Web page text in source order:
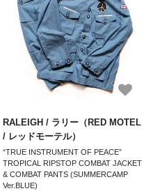
RALEIGH / ラリー（RED MOTEL
/ レッドモーテル）
“TRUE INSTRUMENT OF PEACE”
TROPICAL RIPSTOP COMBAT JACKET
& COMBAT PANTS (SUMMERCAMP
Ver.BLUE)